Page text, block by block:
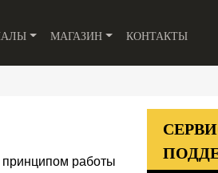
МАГАЗИН КОНТАКТЫ
работы